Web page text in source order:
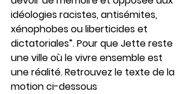
idéologies racistes, antisémites,
xénophobes ou liberticides et
dictatoriales”. Pour que Jette reste
une ville où le vivre ensemble est
une réalité. Retrouvez le texte de la
motion ci-dessous